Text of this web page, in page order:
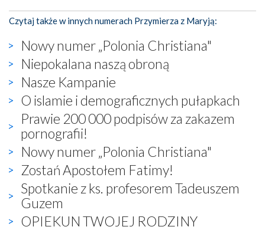
Czytaj także w innych numerach Przymierza z Maryją:
Nowy numer „Polonia Christiana"
Niepokalana naszą obroną
Nasze Kampanie
O islamie i demograficznych pułapkach
Prawie 200 000 podpisów za zakazem
pornografii!
Nowy numer „Polonia Christiana"
Zostań Apostołem Fatimy!
Spotkanie z ks. profesorem Tadeuszem
Guzem
OPIEKUN TWOJEJ RODZINY